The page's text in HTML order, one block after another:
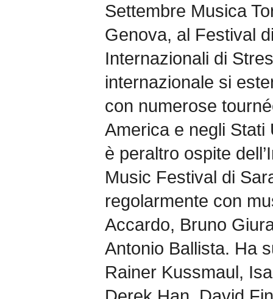
Settembre Musica
Genova, al Festival
Internazionali di
internazionale si
con numerose
America e negli Stati
è peraltro ospite
Music Festival di
regolarmente con
Accardo, Bruno
Antonio Ballista. Ha
Rainer Kussmaul,